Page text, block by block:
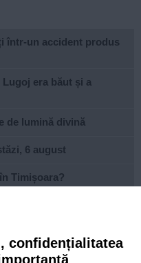
într-un accident produs
era băut și a
de lumină divină
6 august
Timișoara?
cu tot cu
spre promulgare
confidențialitatea